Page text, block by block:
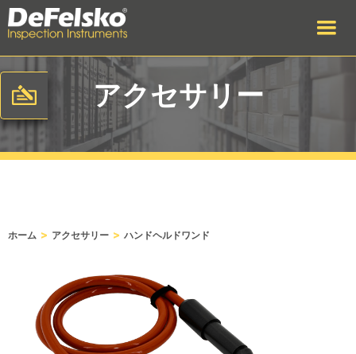
アクセサリー
ホーム > アクセサリー > ハンドヘルドワンド